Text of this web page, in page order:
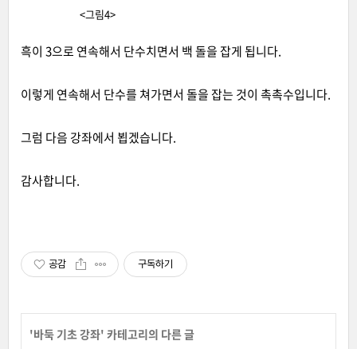
<그림4>
흑이 3으로 연속해서 단수치면서 백 돌을 잡게 됩니다.
이렇게 연속해서 단수를 쳐가면서 돌을 잡는 것이 촉촉수입니다.
그럼 다음 강좌에서 뵙겠습니다.
감사합니다.
공감 구독하기
'바둑 기초 강좌' 카테고리의 다른 글